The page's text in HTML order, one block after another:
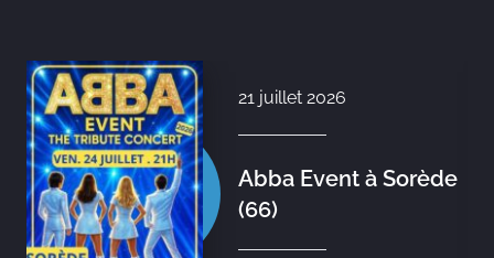
21 juillet 2026
Abba Event à Sorède
(66)